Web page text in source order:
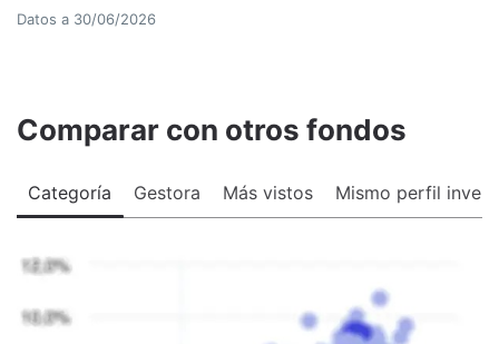
Datos a 30/06/2026
Comparar con otros fondos
Categoría Gestora Más vistos Mismo perfil